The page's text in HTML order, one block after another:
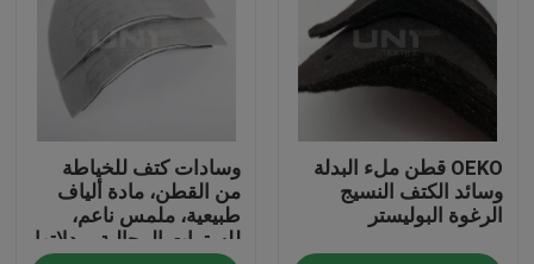
OEKO قطن ملء البدلة
وسائد الكتف النسيج
الرغوة البوليستر
وسادات كتف للخياطة
من القطن، مادة ألياف
طبيعية، ملمس ناعم،
للسترات الرجالية وبدلاتها